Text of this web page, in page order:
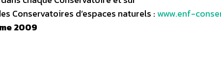
Conservatoires d’espaces naturels : www.enf-
2009